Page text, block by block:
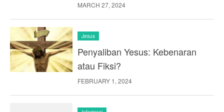
MARCH 27, 2024
Jesus
Penyaliban Yesus: Kebenaran
atau Fiksi?
FEBRUARY 1, 2024